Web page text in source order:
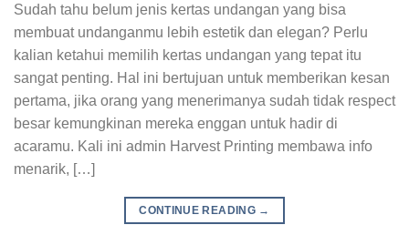
Sudah tahu belum jenis kertas undangan yang bisa
membuat undanganmu lebih estetik dan elegan? Perlu
kalian ketahui memilih kertas undangan yang tepat itu
sangat penting. Hal ini bertujuan untuk memberikan kesan
pertama, jika orang yang menerimanya sudah tidak respect
besar kemungkinan mereka enggan untuk hadir di
acaramu. Kali ini admin Harvest Printing membawa info
menarik, […]
CONTINUE READING →